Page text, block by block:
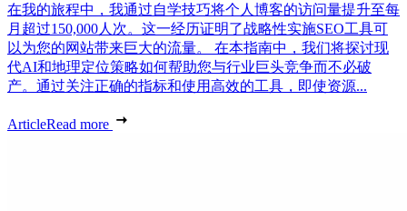
在我的旅程中，我通过自学技巧将个人博客的访问量提升至每
月超过150,000人次。这一经历证明了战略性实施SEO工具可
以为您的网站带来巨大的流量。 在本指南中，我们将探讨现
代AI和地理定位策略如何帮助您与行业巨头竞争而不必破
产。通过关注正确的指标和使用高效的工具，即使资源...
ArticleRead more